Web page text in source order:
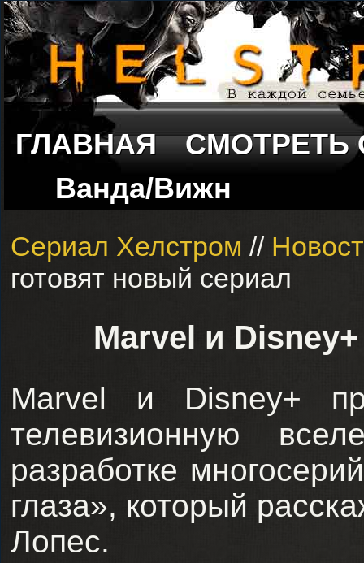
ГЛАВНАЯ
СМОТРЕТЬ
Ванда/Вижн
Сериал Хелстром //
готовят новый сериал
Marvel и
Marvel и Disney+
телевизионную
разработке
глаза», который
Лопес.